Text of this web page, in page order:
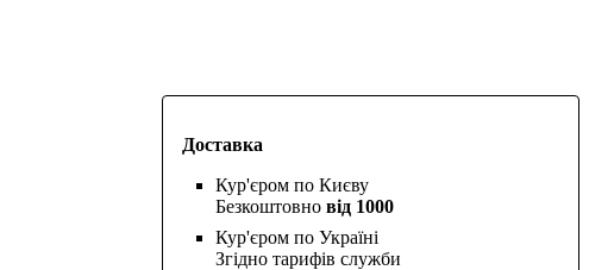
Доставка
Кур'єром по Києву
Безкоштовно від 1000
Кур'єром по Україні
Згідно тарифів служби